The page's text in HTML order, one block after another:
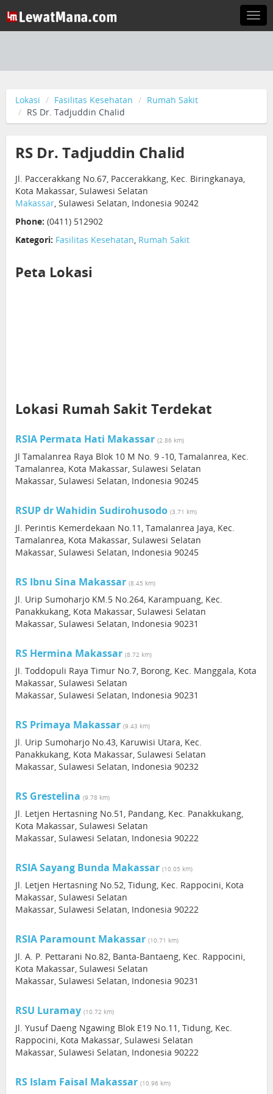
Lokasi Fasilitas Kesehatan
Rumah Sakit
RS Dr. Tadjuddin Chalid
RS Dr. Tadjuddin Chalid
Jl. Paccerakkang No.67, Paccerakkang, Kec. Biringkanaya,
Kota Makassar, Sulawesi Selatan
Makassar, Sulawesi Selatan, Indonesia 90242
Phone: (0411) 512902
Kategori: Fasilitas Kesehatan, Rumah Sakit
Peta Lokasi
Lokasi Rumah Sakit Terdekat
RSIA Permata Hati Makassar (2.86 km)
Jl Tamalanrea Raya Blok 10 M No. 9 -10, Tamalanrea, Kec.
Tamalanrea, Kota Makassar, Sulawesi Selatan
Makassar, Sulawesi Selatan, Indonesia 90245
RSUP dr Wahidin Sudirohusodo (3.71 km)
Jl. Perintis Kemerdekaan No.11, Tamalanrea Jaya, Kec.
Tamalanrea, Kota Makassar, Sulawesi Selatan
Makassar, Sulawesi Selatan, Indonesia 90245
RS Ibnu Sina Makassar (8.45 km)
Jl. Urip Sumoharjo KM.5 No.264, Karampuang, Kec.
Panakkukang, Kota Makassar, Sulawesi Selatan
Makassar, Sulawesi Selatan, Indonesia 90231
RS Hermina Makassar (8.72 km)
Jl. Toddopuli Raya Timur No.7, Borong, Kec. Manggala, Kota
Makassar, Sulawesi Selatan
Makassar, Sulawesi Selatan, Indonesia 90231
RS Primaya Makassar (9.43 km)
Jl. Urip Sumoharjo No.43, Karuwisi Utara, Kec.
Panakkukang, Kota Makassar, Sulawesi Selatan
Makassar, Sulawesi Selatan, Indonesia 90232
RS Grestelina (9.78 km)
Jl. Letjen Hertasning No.51, Pandang, Kec. Panakkukang,
Kota Makassar, Sulawesi Selatan
Makassar, Sulawesi Selatan, Indonesia 90222
RSIA Sayang Bunda Makassar (10.05 km)
Jl. Letjen Hertasning No.52, Tidung, Kec. Rappocini, Kota
Makassar, Sulawesi Selatan
Makassar, Sulawesi Selatan, Indonesia 90222
RSIA Paramount Makassar (10.71 km)
Jl. A. P. Pettarani No.82, Banta-Bantaeng, Kec. Rappocini,
Kota Makassar, Sulawesi Selatan
Makassar, Sulawesi Selatan, Indonesia 90231
RSU Luramay (10.72 km)
Jl. Yusuf Daeng Ngawing Blok E19 No.11, Tidung, Kec.
Rappocini, Kota Makassar, Sulawesi Selatan
Makassar, Sulawesi Selatan, Indonesia 90222
RS Islam Faisal Makassar (10.96 km)